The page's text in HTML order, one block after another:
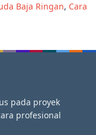
Baja Ringan, Cara
pada proyek
profesional